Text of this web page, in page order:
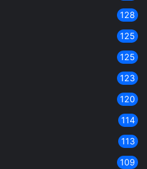
128
125
125
123
120
114
113
109